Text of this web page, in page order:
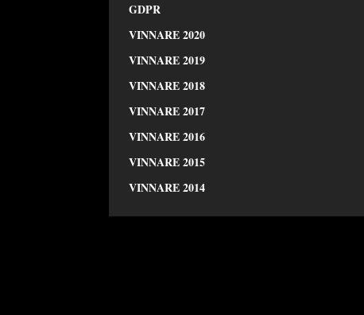
GDPR
VINNARE 2020
VINNARE 2019
VINNARE 2018
VINNARE 2017
VINNARE 2016
VINNARE 2015
VINNARE 2014